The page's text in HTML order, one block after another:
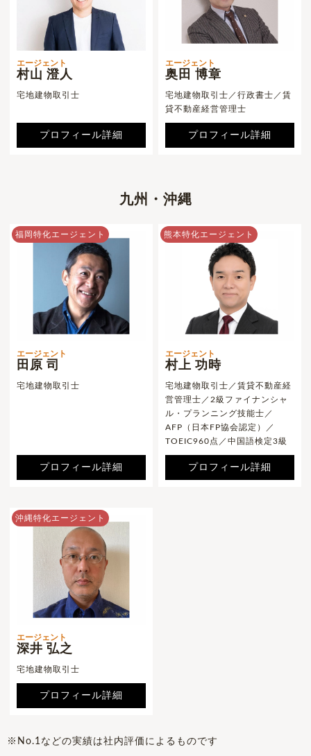
エージェント
村山 澄人
宅地建物取引士
プロフィール詳細
エージェント
奥田 博章
宅地建物取引士／行政書士／賃
貸不動産経営管理士
プロフィール詳細
九州・沖縄
福岡特化エージェント
エージェント
田原 司
宅地建物取引士
プロフィール詳細
熊本特化エージェント
エージェント
村上 功時
宅地建物取引士／賃貸不動産経
営管理士／2級ファイナンシャ
ル・プランニング技能士／
AFP（日本FP協会認定）／
TOEIC960点／中国語検定3級
プロフィール詳細
沖縄特化エージェント
エージェント
深井 弘之
宅地建物取引士
プロフィール詳細
※No.1などの実績は社内評価によるものです